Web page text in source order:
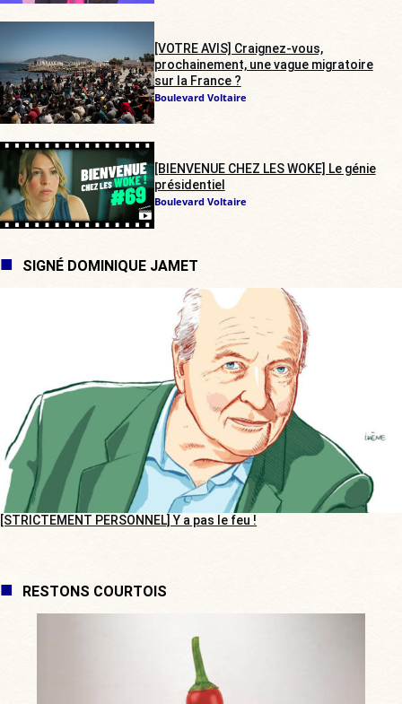
[VOTRE AVIS] Craignez-vous,
prochainement, une vague migratoire
sur la France ?
Boulevard Voltaire
[BIENVENUE CHEZ LES WOKE] Le génie
présidentiel
Boulevard Voltaire
SIGNÉ DOMINIQUE JAMET
[STRICTEMENT PERSONNEL] Y a pas le feu !
RESTONS COURTOIS